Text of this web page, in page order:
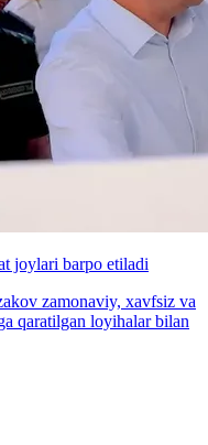
joylari barpo etiladi
zamonaviy, xavfsiz va
qaratilgan loyihalar bilan